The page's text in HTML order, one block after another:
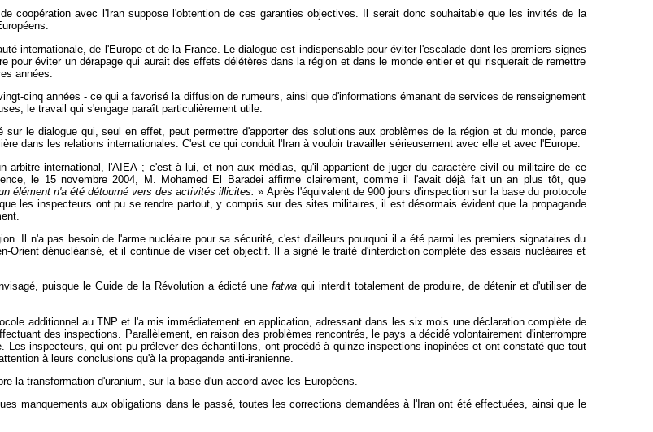
coopération avec l'Iran suppose l'obtention de ces garanties objectives. Il serait donc souhaitable que les invités de la
internationale, de l'Europe et de la France. Le dialogue est indispensable pour éviter l'escalade dont les premiers signes
éviter un dérapage qui aurait des effets délétères dans la région et dans le monde entier et qui risquerait de remettre
années.
cinq années - ce qui a favorisé la diffusion de rumeurs, ainsi que d'informations émanant de services de renseignement
le travail qui s'engage paraît particulièrement utile.
le dialogue qui, seul en effet, peut permettre d'apporter des solutions aux problèmes de la région et du monde, parce
dans les relations internationales. C'est ce qui conduit l'Iran à vouloir travailler sérieusement avec elle et avec l'Europe.
international, l'AIEA ; c'est à lui, et non aux médias, qu'il appartient de juger du caractère civil ou militaire de ce
le 15 novembre 2004, M. Mohamed El Baradei affirme clairement, comme il l'avait déjà fait un an plus tôt, que
élément n'a été détourné vers des activités illicites.» Après l'équivalent de 900 jours d'inspection sur la base du protocole
les inspecteurs ont pu se rendre partout, y compris sur des sites militaires, il est désormais évident que la propagande
Il n'a pas besoin de l'arme nucléaire pour sa sécurité, c'est d'ailleurs pourquoi il a été parmi les premiers signataires du
Orient dénucléarisé, et il continue de viser cet objectif. Il a signé le traité d'interdiction complète des essais nucléaires et
puisque le Guide de la Révolution a édicté une fatwa qui interdit totalement de produire, de détenir et d'utiliser de
additionnel au TNP et l'a mis immédiatement en application, adressant dans les six mois une déclaration complète de
des inspections. Parallèlement, en raison des problèmes rencontrés, le pays a décidé volontairement d'interrompre
inspecteurs, qui ont pu prélever des échantillons, ont procédé à quinze inspections inopinées et ont constaté que tout
à leurs conclusions qu'à la propagande anti-iranienne.
la transformation d'uranium, sur la base d'un accord avec les Européens.
manquements aux obligations dans le passé, toutes les corrections demandées à l'Iran ont été effectuées, ainsi que le